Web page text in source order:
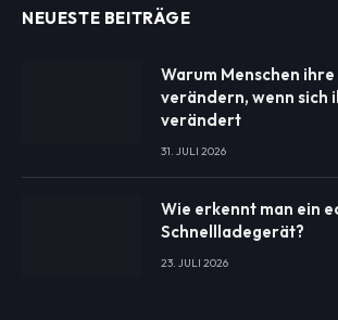
NEUESTE BEITRÄGE
Warum Menschen
verändern, wenn sich
verändert
31. JULI 2026
Wie erkennt man ein
Schnellladegerät?
23. JULI 2026